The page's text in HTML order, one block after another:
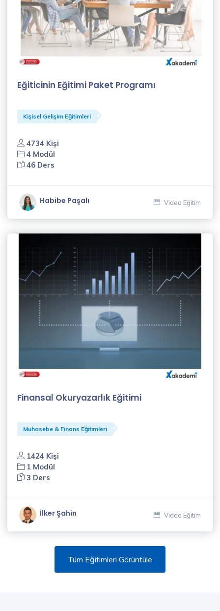
Eğiticinin Eğitimi Paket Programı
Kişisel Gelişim Eğitimleri
4734 Kişi
4 Modül
46 Ders
Habibe Paşalı Video Eğitim
Finansal Okuryazarlık Eğitimi
Muhasebe & Finans Eğitimleri
1424 Kişi
1 Modül
3 Ders
İlker Şahin Video Eğitim
Tüm Eğitimleri Görüntüle